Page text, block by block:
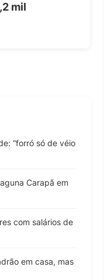
mil
“forró só de véio
Carapã em
com salários de
em casa, mas